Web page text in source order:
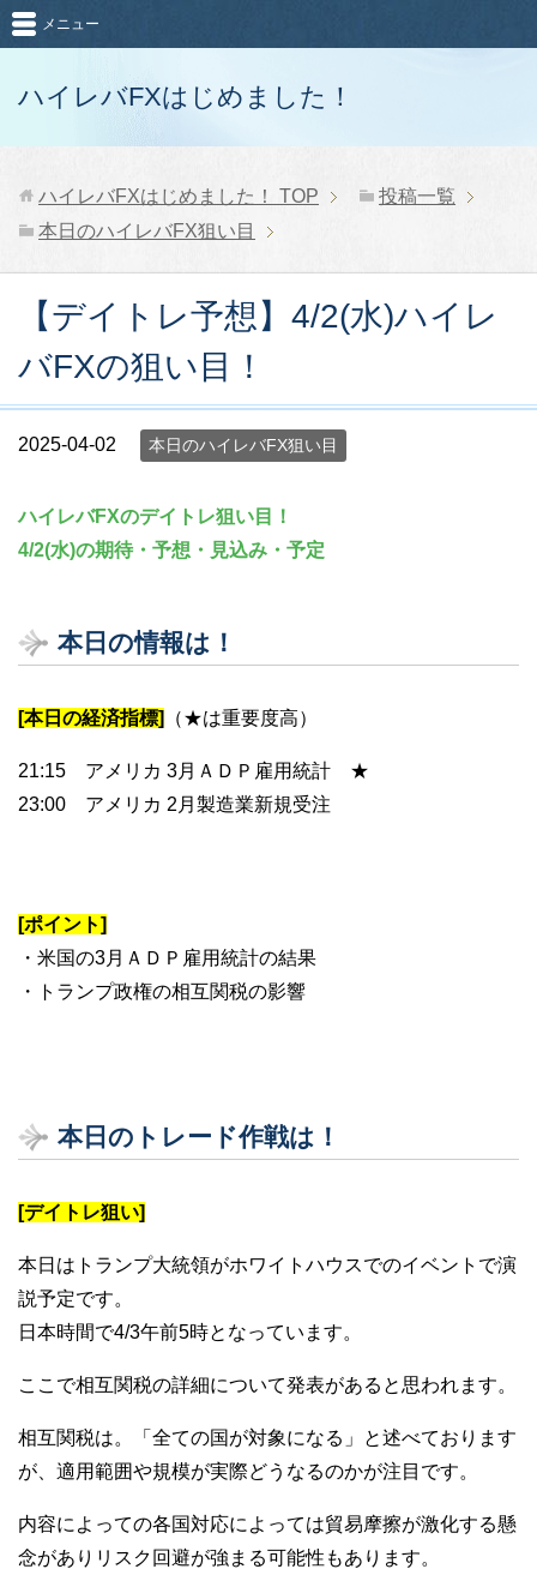
ハイレバFXはじめました！
メニュー
ハイレバFXはじめました！ TOP
投稿一覧
本日のハイレバFX狙い目
【デイトレ予想】4/2(水)ハイレ
バFXの狙い目！
2025-04-02 本日のハイレバFX狙い目
ハイレバFXのデイトレ狙い目！
4/2(水)の期待・予想・見込み・予定
本日の情報は！
[本日の経済指標] （★は重要度高）
21:15 アメリカ 3月ＡＤＰ雇用統計 ★
23:00 アメリカ 2月製造業新規受注
[ポイント]
・米国の3月ＡＤＰ雇用統計の結果
・トランプ政権の相互関税の影響
本日のトレード作戦は！
[デイトレ狙い]
本日はトランプ大統領がホワイトハウスでのイベントで演
説予定です。
日本時間で4/3午前5時となっています。
ここで相互関税の詳細について発表があると思われます。
相互関税は。「全ての国が対象になる」と述べております
が、適用範囲や規模が実際どうなるのかが注目です。
内容によっての各国対応によっては貿易摩擦が激化する懸
念がありリスク回避が強まる可能性もあります。